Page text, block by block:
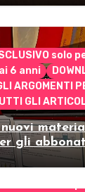
solo
6 anni
ARGOMENTI
GLI
gli